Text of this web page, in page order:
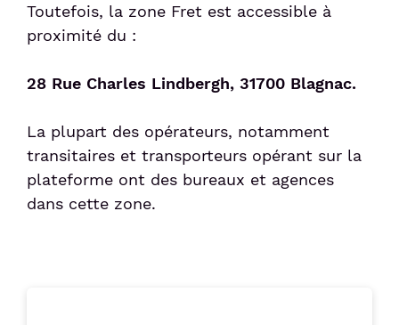
Toutefois, la zone Fret est accessible à
proximité du :
28 Rue Charles Lindbergh, 31700 Blagnac.
La plupart des opérateurs, notamment
transitaires et transporteurs opérant sur la
plateforme ont des bureaux et agences
dans cette zone.